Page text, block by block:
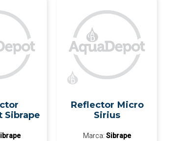
Sibrape
Reflector Micro
Sirius
Marca: Sibrape